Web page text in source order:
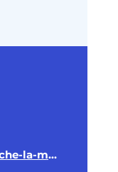
paris2lespetitsperes@creche-la-maison-bleue.fr